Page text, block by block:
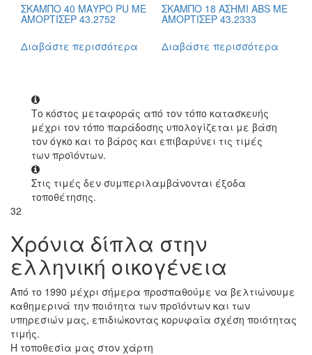
ΣΚΑΜΠΟ 40 ΜΑΥΡΟ PU ΜΕ
ΑΜΟΡΤΙΣΕΡ 43.2752
Διαβάστε περισσότερα
ΣΚΑΜΠΟ 18 ΑΣΗΜΙ ABS ΜΕ
ΑΜΟΡΤΙΣΕΡ 43.2333
Διαβάστε περισσότερα
Το κόστος μεταφοράς από τον τόπο κατασκευής
μέχρι τον τόπο παράδοσης υπολογίζεται με βάση
τον όγκο και το βάρος και επιβαρύνει τις τιμές
των προϊόντων.
Στις τιμές δεν συμπεριλαμβάνονται έξοδα
τοποθέτησης.
32
Χρόνια δίπλα στην
ελληνική οικογένεια
Από το 1990 μέχρι σήμερα προσπαθούμε να βελτιώνουμε
καθημερινά την ποιότητα των προϊόντων και των
υπηρεσιών μας, επιδιώκοντας κορυφαία σχέση ποιότητας
τιμής.
Η τοποθεσία μας στον χάρτη